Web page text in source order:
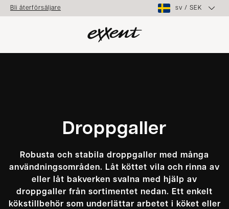
Bli återförsäljare sv / SEK
Droppgaller
Robusta och stabila droppgaller med många
användningsområden. Låt köttet vila och rinna av
eller låt bakverken svalna med hjälp av
droppgaller från sortimentet nedan. Ett enkelt
kökstillbehör som underlättar arbetet i köket eller